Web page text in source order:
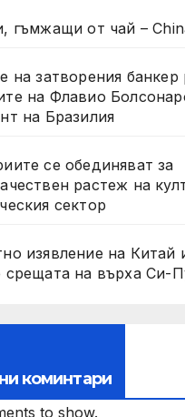
гъмжащи от чай –
на затворения банкер
на Флавио
на Бразилия
се обединяват за
растеж на
сектор
изявление на Китай
срещата на върха Си-
коминтари
to show.